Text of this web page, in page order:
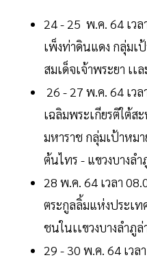
24 - 25 พ.ค. 64​ เว
เพ็งท่าดินแดง กลุ่ม​เ
สมเด็จ​เจ้าพระยา​ เ
26 -​ 27 พ.ค. 64​ เว
เฉลิมพระเกียรติใต้ส
มหาราช กลุ่ม​เป้าหม
ต้นไทร -​ แขวงบางล
28 พ.ค. 64​ เวลา
ตระกูลลิ้มแห่งประเท
ชนในเเขวง​บางลำภู
29 -​ 30 พ.ค. 64​ เว